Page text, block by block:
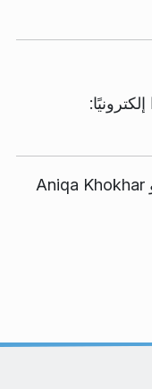
Aniqa Khokhar